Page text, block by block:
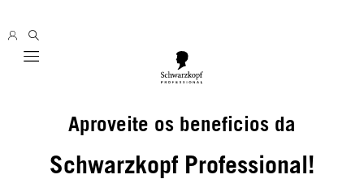
Mobile navigation
Aproveite os beneficios da
Schwarzkopf Professional!